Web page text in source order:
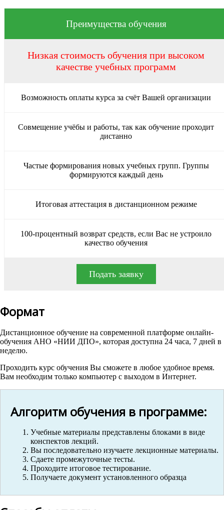
Преимущества обучения
Низкая стоимость обучения при высоком
качестве учебных программ
Возможность оплаты курса за счёт Вашей организации
Совмещение учёбы и работы, так как обучение проходит
дистанно
Частые формирования новых учебных групп. Группы
формируются каждый день
Итоговая аттестация в дистанционном режиме
100-процентный возврат средств, если Вас не устроило
качество обучения
Подать заявку
Формат
Дистанционное обучение на современной платформе онлайн-
обучения АНО «НИИ ДПО», которая доступна 24 часа, 7 дней в
неделю.
Проходить курс обучения Вы сможете в любое удобное время.
Вам необходим только компьютер с выходом в Интернет.
Алгоритм обучения в программе:
Учебные материалы представлены блоками в виде
конспектов лекций.
Вы последовательно изучаете лекционные материалы.
Сдаете промежуточные тесты.
Проходите итоговое тестирование.
Получаете документ установленного образца